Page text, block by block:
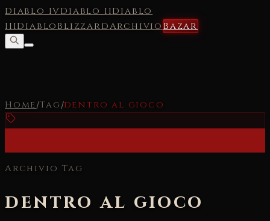
Diablo IVDiablo IIDiablo
IIIDiabloBlizzardArchivioBazar
Home/Tag /dentro al gioco
Archivio Tag
dentro al gioco